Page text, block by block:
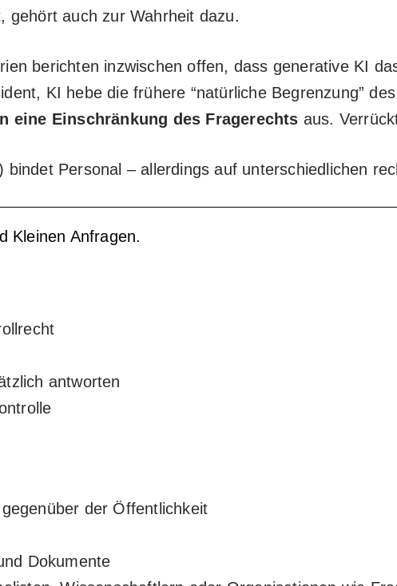
gehört auch zur Wahrheit dazu.
berichten inzwischen offen, dass generative KI
KI hebe die frühere “natürliche Begrenzung”
eine Einschränkung des Fragerechts aus.
bindet Personal – allerdings auf unterschiedlichen
Kleinen Anfragen.
antworten
der Öffentlichkeit
Dokumente